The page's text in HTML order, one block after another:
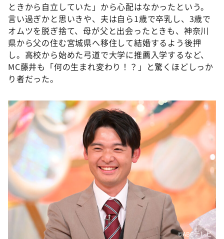
ときから自立していた」から心配はなかったという。
言い過ぎかと思いきや、夫は自ら1歳で卒乳し、3歳で
オムツを脱ぎ捨て、母が父と出会ったときも、神奈川
県から父の住む宮城県へ移住して結婚するよう後押
し。高校から始めた弓道で大学に推薦入学するなど、
MC藤井も「何の生まれ変わり！？」と驚くほどしっか
り者だった。
©ABCテレビ